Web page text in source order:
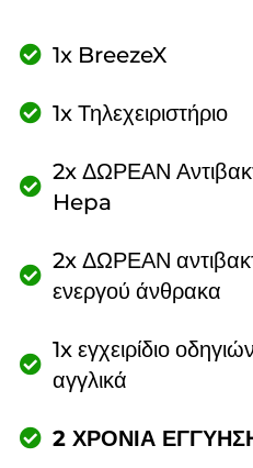
1x BreezeX
1x Τηλεχειριστήριο
2x ΔΩΡΕΑΝ
Hepa
2x ΔΩΡΕΑΝ
ενεργού άνθρακα
1x εγχειρίδιο
αγγλικά
2 ΧΡΟΝΙΑ